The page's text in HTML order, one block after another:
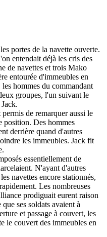
portes de la navette ouverte.
entendait déjà les cris des
de navettes et trois Mako
entourée d'immeubles en
hommes du commandant
groupes, l'un suivant le
de remarquer aussi le
position. Des hommes
derrière quand d'autres
les immeubles. Jack fit
essentiellement de
N'ayant d'autres
navettes encore stationnés,
Les nombreuses
prodiguait eurent raison
ses soldats avaient à
et passage à couvert, les
le couvert des immeubles en